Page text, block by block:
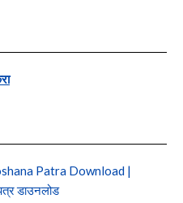
Patra Download |
डाउनलोड